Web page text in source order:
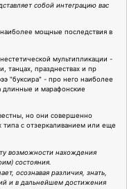
собой интеграцию вас
мощные последствия в
мультипликации -
танцах, празднествах и пр
"буксира" - про него наиболее
длинные и марафонские
но они совершенно
с отзеркаливанием или еще
возможности нахождения
состояния.
осознавая различия, знать,
и в дальнейшем достижения